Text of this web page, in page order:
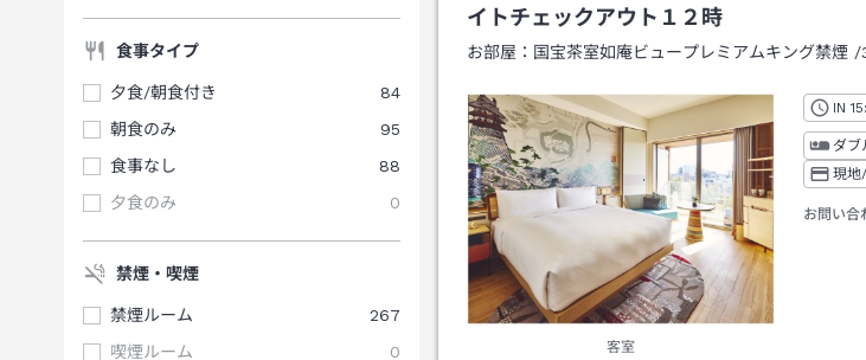
食事タイプ
夕食/朝食付き
84
朝食のみ
95
食事なし
88
夕食のみ
0
禁煙・喫煙
禁煙ルーム
267
喫煙ルーム
0
イトチェックアウト１２時
お部屋： 国宝茶室如庵ビュープレミアムキング禁煙/
客室
IN
ダブ
現地
お問い合